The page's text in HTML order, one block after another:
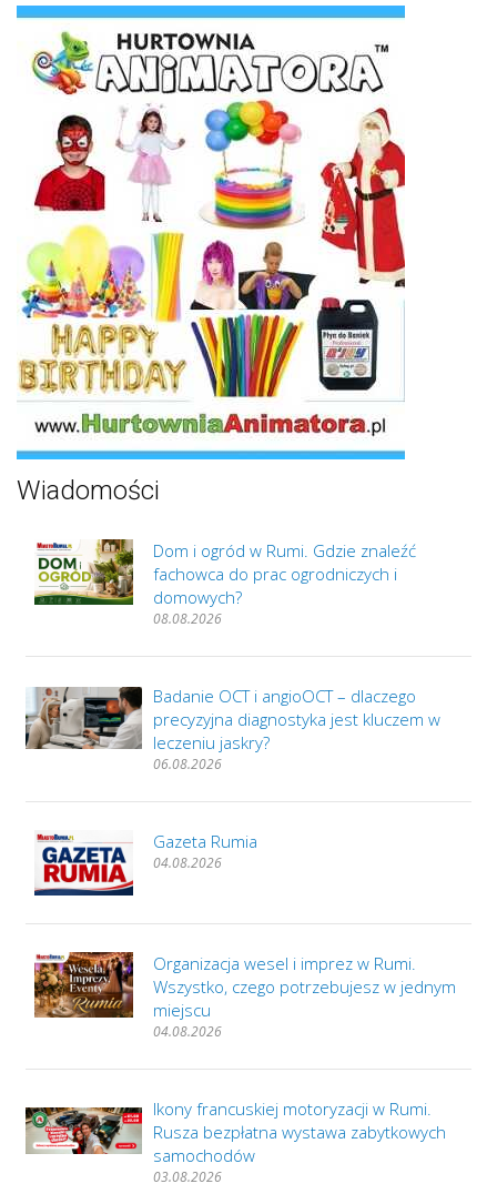
Wiadomości
Dom i ogród w Rumi. Gdzie znaleźć
fachowca do prac ogrodniczych i
domowych?
08.08.2026
Badanie OCT i angioOCT – dlaczego
precyzyjna diagnostyka jest kluczem w
leczeniu jaskry?
06.08.2026
Gazeta Rumia
04.08.2026
Organizacja wesel i imprez w Rumi.
Wszystko, czego potrzebujesz w jednym
miejscu
04.08.2026
Ikony francuskiej motoryzacji w Rumi.
Rusza bezpłatna wystawa zabytkowych
samochodów
03.08.2026